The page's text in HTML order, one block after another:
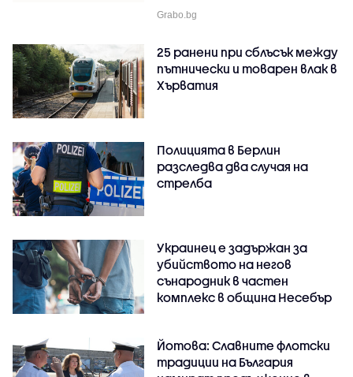
Grabo.bg
25 ранени при сблъсък между
пътнически и товарен влак в
Хърватия
Полицията в Берлин
разследва два случая на
стрелба
Украинец е задържан за
убийството на негов
сънародник в частен
комплекс в община Несебър
Йотова: Славните флотски
традиции на България